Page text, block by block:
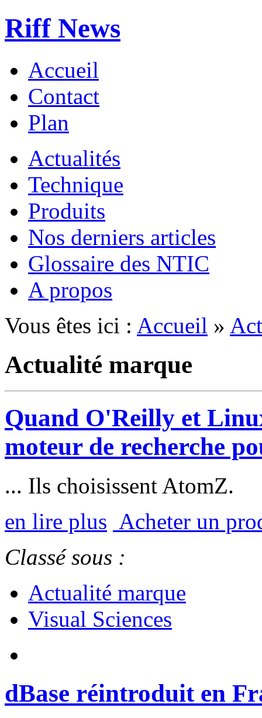
Riff News
Accueil
Contact
Plan
Actualités
Technique
Produits
Nos derniers articles
Glossaire des NTIC
A propos
Vous êtes ici : Accueil »
Actualité marque
Quand O'Reilly et
moteur de recherche
... Ils choisissent AtomZ.
en lire plus Acheter un
Classé sous :
Actualité marque
Visual Sciences
dBase réintroduit en